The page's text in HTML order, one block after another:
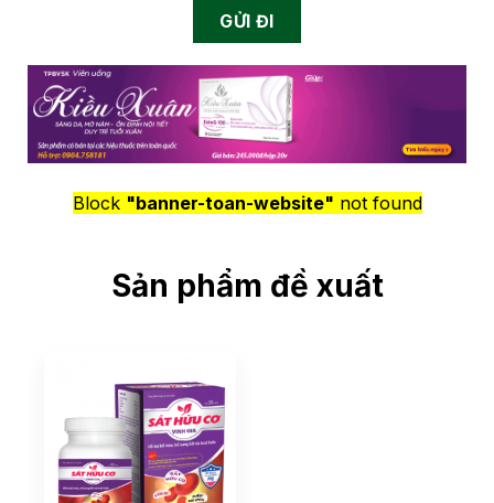
Block "banner-toan-website" not found
Sản phẩm đề xuất